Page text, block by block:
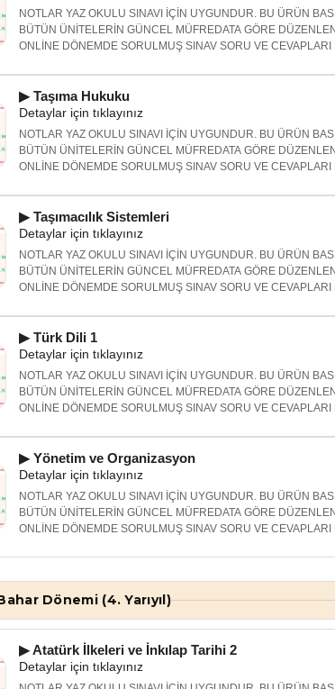
NOTLAR YAZ OKULU SINAVI İÇİN UYGUNDUR. BU ÜRÜN
BÜTÜN ÜNİTELERİN GÜNCEL MÜFREDATA GÖRE
ONLİNE DÖNEMDE SORULMUŞ SINAV SORU VE
▶ Taşıma Hukuku
Detaylar için tıklayınız
NOTLAR YAZ OKULU SINAVI İÇİN UYGUNDUR. BU ÜRÜN
BÜTÜN ÜNİTELERİN GÜNCEL MÜFREDATA GÖRE
ONLİNE DÖNEMDE SORULMUŞ SINAV SORU VE
▶ Taşımacılık Sistemleri
Detaylar için tıklayınız
NOTLAR YAZ OKULU SINAVI İÇİN UYGUNDUR. BU ÜRÜN
BÜTÜN ÜNİTELERİN GÜNCEL MÜFREDATA GÖRE
ONLİNE DÖNEMDE SORULMUŞ SINAV SORU VE
▶ Türk Dili 1
Detaylar için tıklayınız
NOTLAR YAZ OKULU SINAVI İÇİN UYGUNDUR. BU ÜRÜN
BÜTÜN ÜNİTELERİN GÜNCEL MÜFREDATA GÖRE
ONLİNE DÖNEMDE SORULMUŞ SINAV SORU VE
▶ Yönetim ve Organizasyon
Detaylar için tıklayınız
NOTLAR YAZ OKULU SINAVI İÇİN UYGUNDUR. BU ÜRÜN
BÜTÜN ÜNİTELERİN GÜNCEL MÜFREDATA GÖRE
ONLİNE DÖNEMDE SORULMUŞ SINAV SORU VE
Dönemi (4. Yarıyıl)
▶ Atatürk İlkeleri ve İnkılap Tarihi 2
Detaylar için tıklayınız